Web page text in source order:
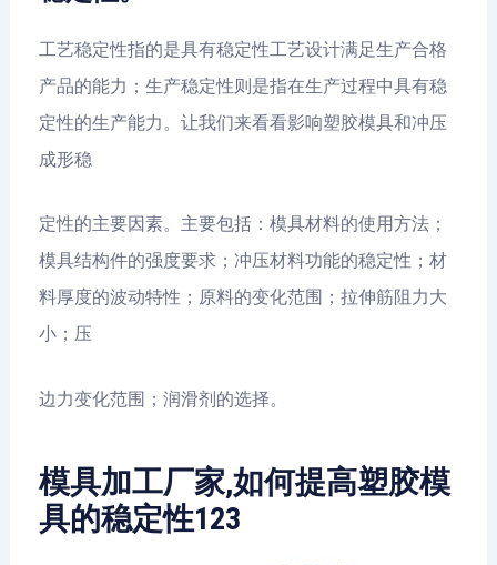
工艺稳定性指的是具有稳定性工艺设计满足生产合格
产品的能力；生产稳定性则是指在生产过程中具有稳
定性的生产能力。让我们来看看影响塑胶模具和冲压
成形稳
定性的主要因素。主要包括：模具材料的使用方法；
模具结构件的强度要求；冲压材料功能的稳定性；材
料厚度的波动特性；原料的变化范围；拉伸筋阻力大
小；压
边力变化范围；润滑剂的选择。
模具加工厂家,如何提高塑胶模
具的稳定性123